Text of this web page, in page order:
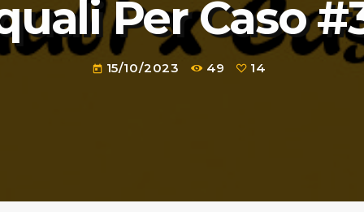
Per Caso
today 15/10/2023 49 14